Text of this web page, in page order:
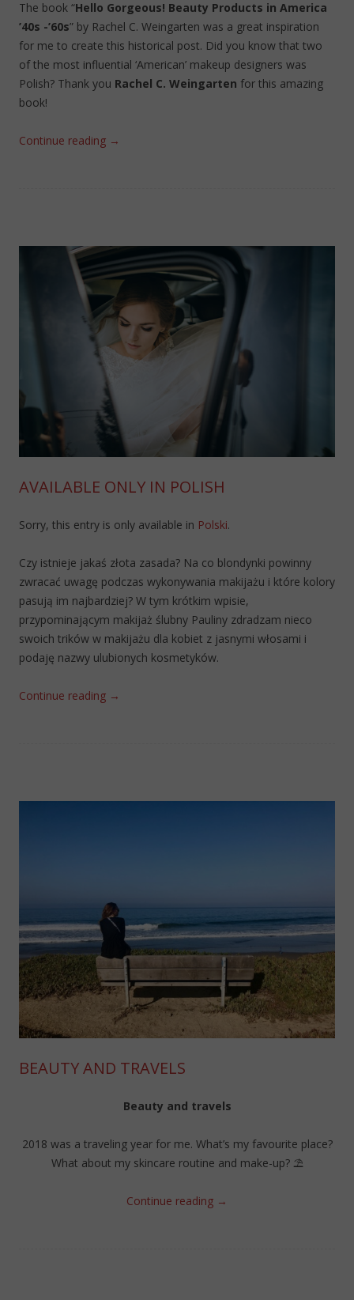
The book “Hello Gorgeous! Beauty Products in America
’40s -’60s” by Rachel C. Weingarten was a great inspiration
for me to create this historical post. Did you know that two
of the most influential ‘American’ makeup designers was
Polish? Thank you Rachel C. Weingarten for this amazing
book!
Continue reading →
AVAILABLE ONLY IN POLISH
Sorry, this entry is only available in Polski.
Czy istnieje jakaś złota zasada? Na co blondynki powinny
zwracać uwagę podczas wykonywania makijażu i które kolory
pasują im najbardziej? W tym krótkim wpisie,
przypominającym makijaż ślubny Pauliny zdradzam nieco
swoich trików w makijażu dla kobiet z jasnymi włosami i
podaję nazwy ulubionych kosmetyków.
Continue reading →
BEAUTY AND TRAVELS
Beauty and travels
2018 was a traveling year for me. What’s my favourite place?
What about my skincare routine and make-up? ⛱
Continue reading →